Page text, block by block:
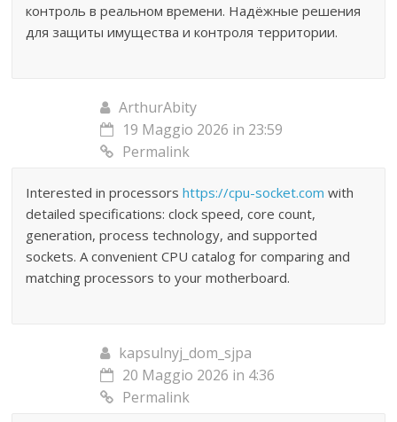
контроль в реальном времени. Надёжные решения
для защиты имущества и контроля территории.
ArthurAbity
19 Maggio 2026 in 23:59
Permalink
Interested in processorshttps://cpu-socket.com with
detailed specifications: clock speed, core count,
generation, process technology, and supported
sockets. A convenient CPU catalog for comparing and
matching processors to your motherboard.
kapsulnyj_dom_sjpa
20 Maggio 2026 in 4:36
Permalink